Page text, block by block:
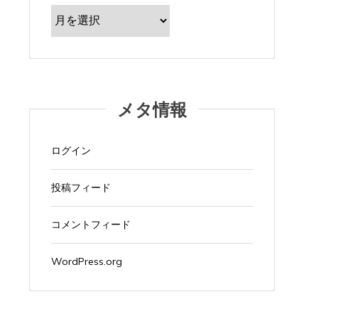
ー
カ
イ
メタ情報
ログイン
投稿フィード
コメントフィード
WordPress.org